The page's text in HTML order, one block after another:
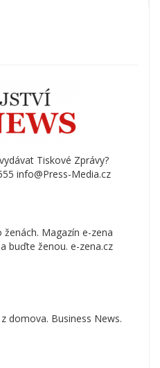
Tiskové Zprávy?
info@Press-Media.cz
Magazín e-zena
buďte ženou. e-zena.cz
domova. Business News.